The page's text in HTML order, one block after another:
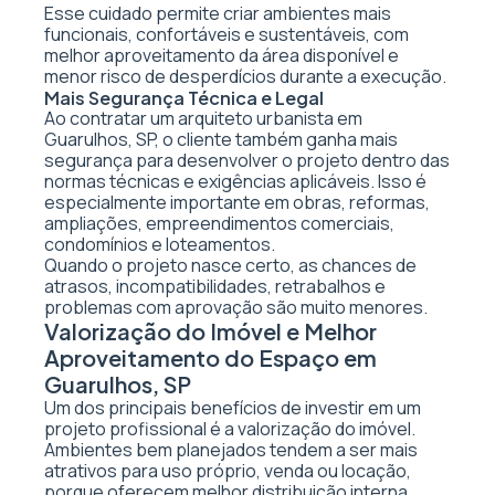
Esse cuidado permite criar ambientes mais
funcionais, confortáveis e sustentáveis, com
melhor aproveitamento da área disponível e
menor risco de desperdícios durante a execução.
Mais Segurança Técnica e Legal
Ao contratar um arquiteto urbanista em
Guarulhos, SP, o cliente também ganha mais
segurança para desenvolver o projeto dentro das
normas técnicas e exigências aplicáveis. Isso é
especialmente importante em obras, reformas,
ampliações, empreendimentos comerciais,
condomínios e loteamentos.
Quando o projeto nasce certo, as chances de
atrasos, incompatibilidades, retrabalhos e
problemas com aprovação são muito menores.
Valorização do Imóvel e Melhor
Aproveitamento do Espaço em
Guarulhos, SP
Um dos principais benefícios de investir em um
projeto profissional é a valorização do imóvel.
Ambientes bem planejados tendem a ser mais
atrativos para uso próprio, venda ou locação,